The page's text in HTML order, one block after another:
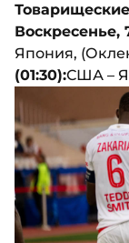
Воскресенье,
Япония,
(01:30):США –